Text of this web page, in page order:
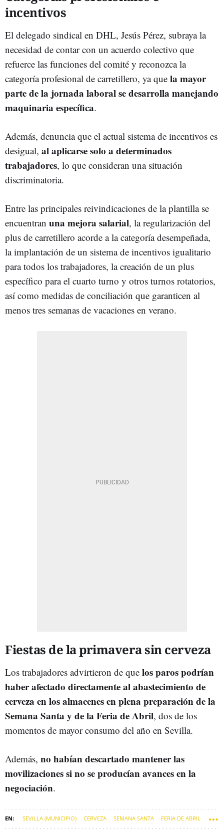
incentivos
El delegado sindical en DHL, Jesús Pérez, subraya la
necesidad de contar con un acuerdo colectivo que
refuerce las funciones del comité y reconozca la
categoría profesional de carretillero, ya que la mayor
parte de la jornada laboral se desarrolla manejando
maquinaria específica.
Además, denuncia que el actual sistema de incentivos es
desigual, al aplicarse solo a determinados
trabajadores, lo que consideran una situación
discriminatoria.
Entre las principales reivindicaciones de la plantilla se
encuentran una mejora salarial, la regularización del
plus de carretillero acorde a la categoría desempeñada,
la implantación de un sistema de incentivos igualitario
para todos los trabajadores, la creación de un plus
específico para el cuarto turno y otros turnos rotatorios,
así como medidas de conciliación que garanticen al
menos tres semanas de vacaciones en verano.
Fiestas de la primavera sin cerveza
Los trabajadores advirtieron de que los paros podrían
haber afectado directamente al abastecimiento de
cerveza en los almacenes en plena preparación de la
Semana Santa y de la Feria de Abril, dos de los
momentos de mayor consumo del año en Sevilla.
Además, no habían descartado mantener las
movilizaciones si no se producían avances en la
negociación.
SEVILLA (MUNICIPIO) CERVEZA SEMANA SANTA FERIA DE ABRIL